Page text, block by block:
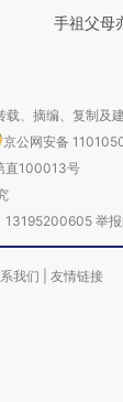
手祖父母
、摘编、复制及
京公网安备
直100013号
举
我们 友情链接